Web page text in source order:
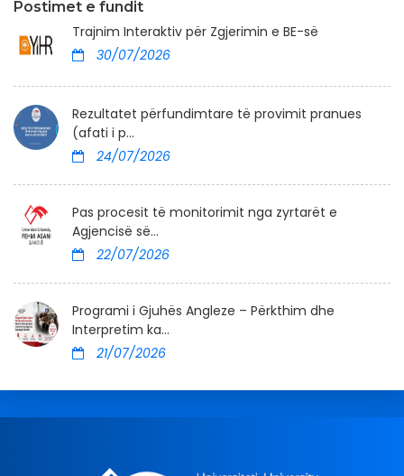
Postimet e fundit
Trajnim Interaktiv për Zgjerimin e BE-së
30/07/2026
Rezultatet përfundimtare të provimit pranues
(afati i p...
24/07/2026
Pas procesit të monitorimit nga zyrtarët e
Agjencisë së...
22/07/2026
Programi i Gjuhës Angleze – Përkthim dhe
Interpretim ka...
21/07/2026